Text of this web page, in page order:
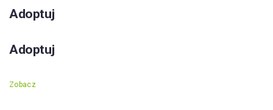
Adoptuj
Adoptuj
Zobacz